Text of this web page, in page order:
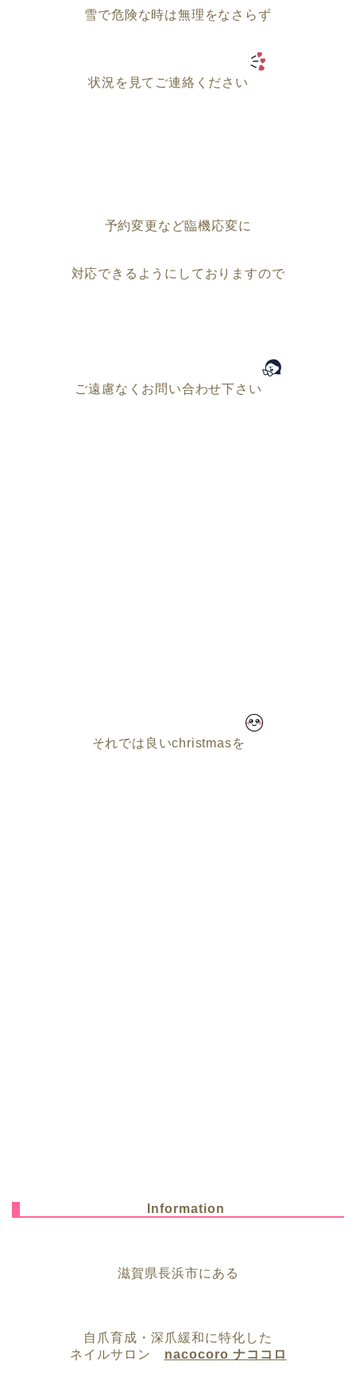
雪で危険な時は無理をなさらず
状況を見てご連絡ください
予約変更など臨機応変に
対応できるようにしておりますので
ご遠慮なくお問い合わせ下さい
それでは良いchristmasを
Information
滋賀県長浜市にある
自爪育成・深爪緩和に特化した
ネイルサロン nacocoro ナココロ